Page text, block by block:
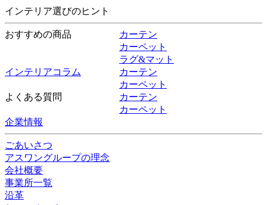
インテリア選びのヒント
おすすめの商品
カーテン
カーペット
ラグ&マット
インテリアコラム
カーテン
カーペット
よくある質問
カーテン
カーペット
企業情報
ごあいさつ
アスワングループの理念
会社概要
事業所一覧
沿革